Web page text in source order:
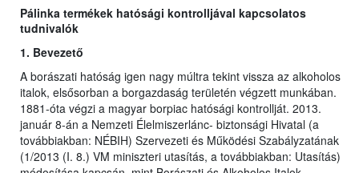
Pálinka termékek hatósági kontrolljával kapcsolatos
tudnivalók
1. Bevezető
A borászati hatóság igen nagy múltra tekint vissza az alkoholos
italok, elsősorban a borgazdaság területén végzett munkában.
1881-óta végzi a magyar borpiac hatósági kontrollját. 2013.
január 8-án a Nemzeti Élelmiszerlánc- biztonsági Hivatal (a
továbbiakban: NÉBIH) Szervezeti és Működési Szabályzatának
(1/2013 (I. 8.) VM miniszteri utasítás, a továbbiakban: Utasítás)